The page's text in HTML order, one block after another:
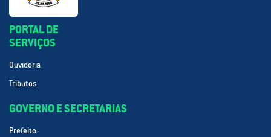
PORTAL DE
SERVIÇOS
Ouvidoria
Tributos
GOVERNO E SECRETARIAS
Prefeito